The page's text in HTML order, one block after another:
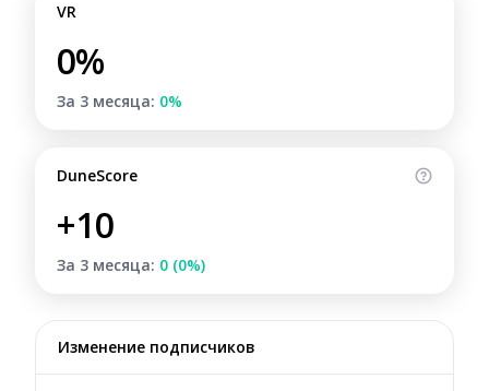
VR
0%
За 3 месяца: 0%
DuneScore
+10
За 3 месяца: 0 (0%)
Изменение подписчиков